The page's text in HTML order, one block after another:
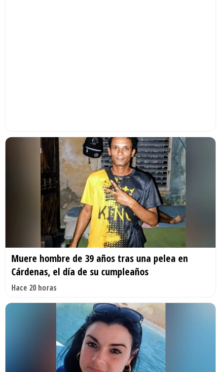
Muere hombre de 39 años tras una pelea en
Cárdenas, el día de su cumpleaños
Hace 20 horas